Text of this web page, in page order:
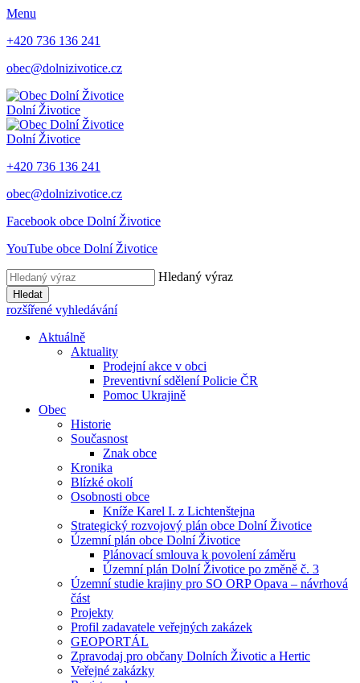
Menu
+420 736 136 241
obec@dolnizivotice.cz
Dolní Životice
Dolní Životice
+420 736 136 241
obec@dolnizivotice.cz
Facebook obce Dolní Životice
YouTube obce Dolní Životice
Hledaný výraz
Hledat
rozšířené vyhledávání
Aktuálně
Aktuality
Prodejní akce v obci
Preventivní sdělení Policie ČR
Pomoc Ukrajině
Obec
Historie
Současnost
Znak obce
Kronika
Blízké okolí
Osobnosti obce
Kníže Karel I. z Lichtenštejna
Strategický rozvojový plán obce Dolní Životice
Územní plán obce Dolní Životice
Plánovací smlouva k povolení záměru
Územní plán Dolní Životice po změně č. 3
Územní studie krajiny pro SO ORP Opava – návrhová
část
Projekty
Profil zadavatele veřejných zakázek
GEOPORTÁL
Zpravodaj pro občany Dolních Životic a Hertic
Veřejné zakázky